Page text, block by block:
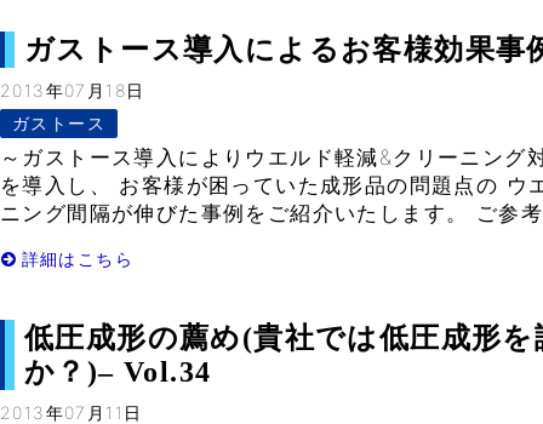
ガストース導入によるお客様効果事
2013年07月18日
ガストース
～ガストース導入によりウエルド軽減&クリーニング
を導入し、 お客様が困っていた成形品の問題点の ウ
ニング間隔が伸びた事例をご紹介いたします。 ご参
詳細はこちら
低圧成形の薦め(貴社では低圧成形
か？)– Vol.34
2013年07月11日